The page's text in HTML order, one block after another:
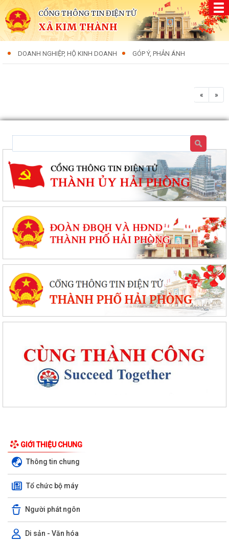
CỔNG THÔNG TIN ĐIỆN TỬ
XÃ KIM THÀNH
DOANH NGHIỆP, HỘ KINH DOANH GÓP Ý, PHẢN ÁNH
« »
GIỚI THIỆU CHUNG
Thông tin chung
Tổ chức bộ máy
Người phát ngôn
Di sản - Văn hóa